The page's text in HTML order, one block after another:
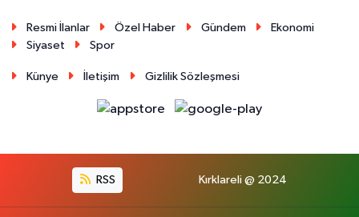
Resmi İlanlar Özel Haber Gündem
Ekonomi
Siyaset
Spor
Künye İletişim Gizlilik Sözleşmesi
RSS Kırklareli @ 2024